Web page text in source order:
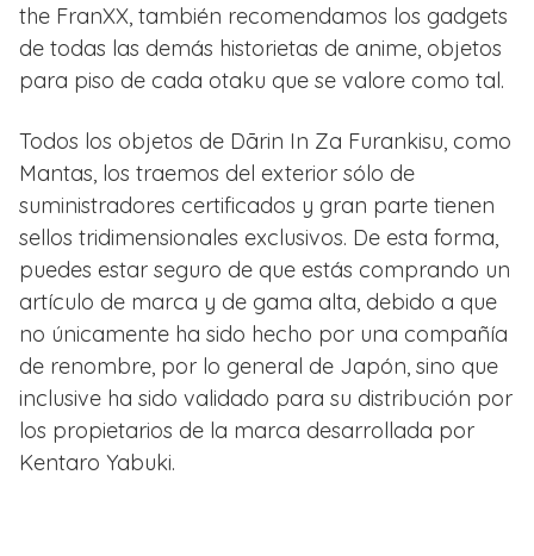
the FranXX, también recomendamos los gadgets
de todas las demás historietas de anime, objetos
para piso de cada otaku que se valore como tal.
Todos los objetos de Dārin In Za Furankisu, como
Mantas, los traemos del exterior sólo de
suministradores certificados y gran parte tienen
sellos tridimensionales exclusivos. De esta forma,
puedes estar seguro de que estás comprando un
artículo de marca y de gama alta, debido a que
no únicamente ha sido hecho por una compañía
de renombre, por lo general de Japón, sino que
inclusive ha sido validado para su distribución por
los propietarios de la marca desarrollada por
Kentaro Yabuki.